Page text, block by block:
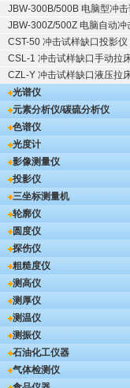
JBW-300B/500B 电脑型冲
JBW-300Z/500Z 电脑自动冲
CST-50 冲击试样缺口投影仪
CSL-1 冲击试样缺口手动拉
CZL-Y 冲击试样缺口液压拉
光谱仪
元素分析仪/碳硫分析仪
色谱仪
光度计
影像测量仪
投影仪
三坐标测量机
轮廓仪
圆度仪
探伤仪
粗糙度仪
测高仪
测厚仪
测温仪
测振仪
石油化工仪器
气体检测仪